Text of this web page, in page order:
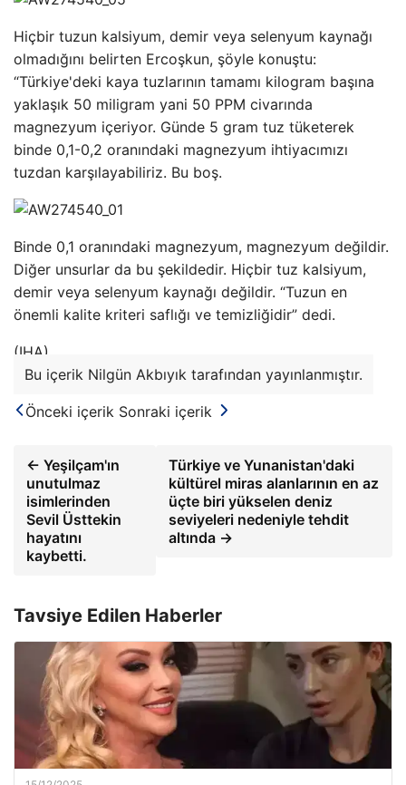
Hiçbir tuzun kalsiyum, demir veya selenyum kaynağı
olmadığını belirten Ercoşkun, şöyle konuştu:
“Türkiye'deki kaya tuzlarının tamamı kilogram başına
yaklaşık 50 miligram yani 50 PPM civarında
magnezyum içeriyor. Günde 5 gram tuz tüketerek
binde 0,1-0,2 oranındaki magnezyum ihtiyacımızı
tuzdan karşılayabiliriz. Bu boş.
Binde 0,1 oranındaki magnezyum, magnezyum değildir.
Diğer unsurlar da bu şekildedir. Hiçbir tuz kalsiyum,
demir veya selenyum kaynağı değildir. “Tuzun en
önemli kalite kriteri saflığı ve temizliğidir” dedi.
(IHA)
Bu içerik Nilgün Akbıyık tarafından yayınlanmıştır.
Önceki içerik Sonraki içerik
← Yeşilçam'ın
unutulmaz
isimlerinden
Sevil Üsttekin
hayatını
kaybetti.
Türkiye ve Yunanistan'daki
kültürel miras alanlarının en az
üçte biri yükselen deniz
seviyeleri nedeniyle tehdit
altında →
Tavsiye Edilen Haberler